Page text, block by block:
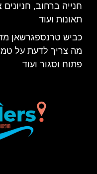
חנייה ברחוב, חניונים
תאונות ועוד
כביש טרנספגרשאן
מה צריך לדעת על
פתוח וסגור ועוד